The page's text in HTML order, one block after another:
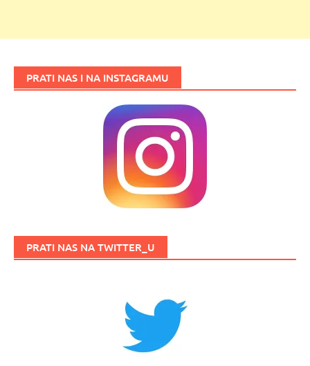
PRATI NAS I NA INSTAGRAMU
PRATI NAS NA TWITTER_U